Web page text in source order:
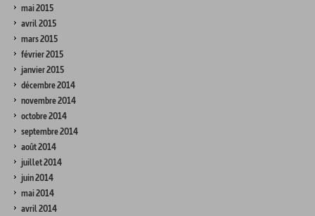
mai 2015
avril 2015
mars 2015
février 2015
janvier 2015
décembre 2014
novembre 2014
octobre 2014
septembre 2014
août 2014
juillet 2014
juin 2014
mai 2014
avril 2014